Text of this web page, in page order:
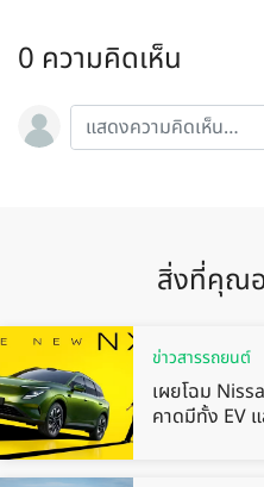
0 ความคิดเห็น
สิ่งที่คุณอ
ข่าวสารรถยนต์
เผยโฉม
คาดมีทั้ง EV แ